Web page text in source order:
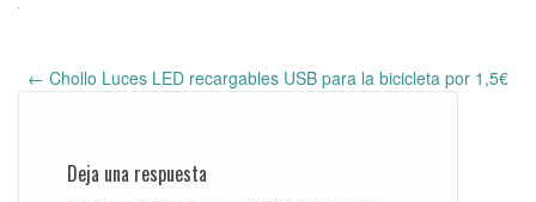
Post
← Chollo Luces LED recargables USB para la bicicleta por 1,5€
Deja una respuesta